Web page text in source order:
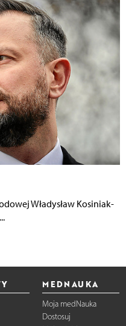
Władysław Kosiniak-
MEDNAUKA
Moja medNauka
Dostosuj